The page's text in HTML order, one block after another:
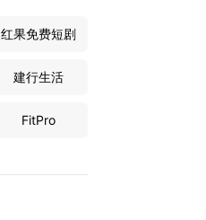
红果免费短剧
建行生活
FitPro